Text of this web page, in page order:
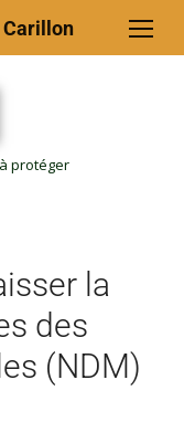
protéger
Carillon
la
des
(NDM)